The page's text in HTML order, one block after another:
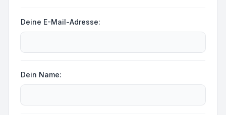
Deine E-Mail-Adresse:
Dein Name: